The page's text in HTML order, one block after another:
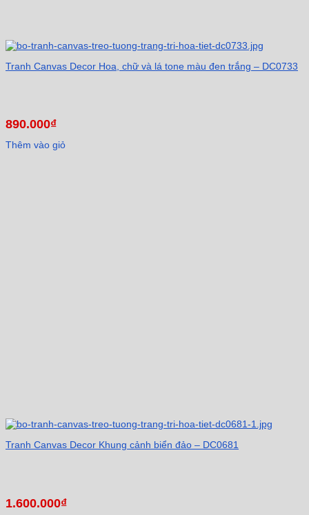
Tranh Canvas Decor Hoa, chữ và lá tone màu đen trắng – DC0733
890.000₫
Thêm vào giỏ
Tranh Canvas Decor Khung cảnh biển đảo – DC0681
1.600.000₫